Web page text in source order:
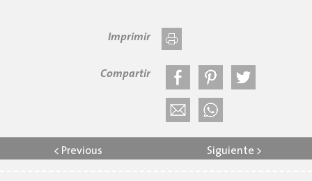
Imprimir
Compartir
< Previous Siguiente >